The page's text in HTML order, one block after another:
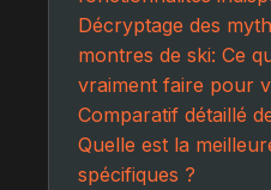
Décryptage des
montres de ski: Ce
vraiment faire pour
Comparatif détaillé
Quelle est la
spécifiques ?